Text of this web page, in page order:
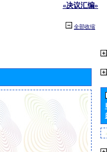
«决议汇编»
全部收缩